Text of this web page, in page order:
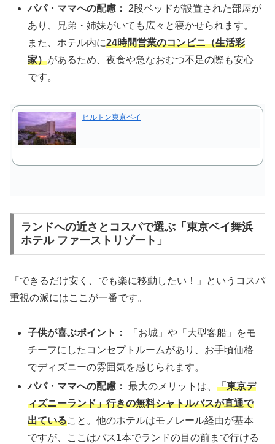
パパ・ママへの配慮：
2段ベッドが設置された部屋が
あり、兄弟・姉妹がいても広々と寝かせられます。
また、ホテル内に24時間営業のコンビニ（生活彩
家）があるため、夜食や急なおむつ不足の際も安心
です。
ヒルトン東京ベイ
ランドへの近さとコスパで選ぶ「東京ベイ舞浜
ホテル ファーストリゾート」
「できるだけ安く、でも楽に移動したい！」というコスパ
重視の派にはここが一番です。
子供が喜ぶポイント：
「お城」や「大型客船」をモ
チーフにしたコンセプトルームがあり、お手頃価格
でディズニーの雰囲気を感じられます。
パパ・ママへの配慮： 最大のメリットは、「東京デ
ィズニーランド」行きの無料シャトルバスが直通で
出ていること。他のホテルはモノレール経由が基本
ですが、ここはバス1本でランドの目の前まで行ける